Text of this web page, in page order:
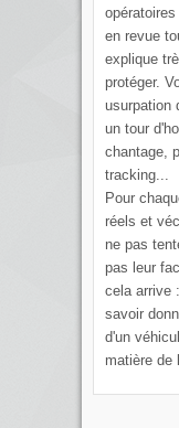
en revue
explique
protéger.
usurpation
un tour
chantage,
tracking...
Pour
réels et
ne pas
pas leur
cela arrive
savoir
d'un
matière de